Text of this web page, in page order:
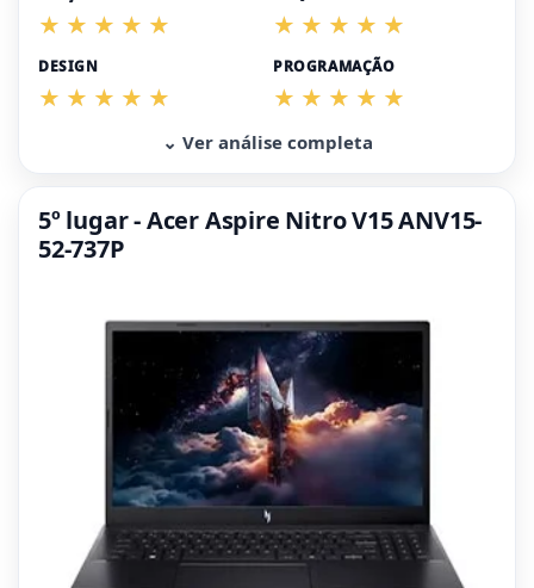
DESIGN PROGRAMAÇÃO
⌄ Ver análise completa
5º lugar - Acer Aspire Nitro V15 ANV15-
52-737P